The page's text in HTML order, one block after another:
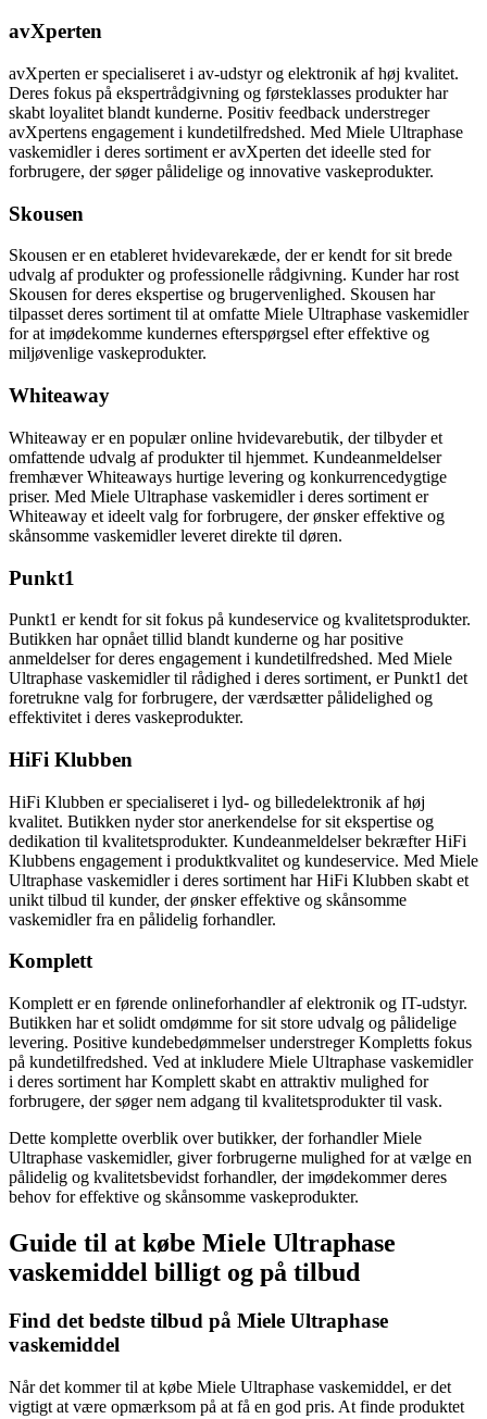
avXperten
avXperten er specialiseret i av-udstyr og elektronik af høj kvalitet.
Deres fokus på ekspertrådgivning og førsteklasses produkter har
skabt loyalitet blandt kunderne. Positiv feedback understreger
avXpertens engagement i kundetilfredshed. Med Miele Ultraphase
vaskemidler i deres sortiment er avXperten det ideelle sted for
forbrugere, der søger pålidelige og innovative vaskeprodukter.
Skousen
Skousen er en etableret hvidevarekæde, der er kendt for sit brede
udvalg af produkter og professionelle rådgivning. Kunder har rost
Skousen for deres ekspertise og brugervenlighed. Skousen har
tilpasset deres sortiment til at omfatte Miele Ultraphase vaskemidler
for at imødekomme kundernes efterspørgsel efter effektive og
miljøvenlige vaskeprodukter.
Whiteaway
Whiteaway er en populær online hvidevarebutik, der tilbyder et
omfattende udvalg af produkter til hjemmet. Kundeanmeldelser
fremhæver Whiteaways hurtige levering og konkurrencedygtige
priser. Med Miele Ultraphase vaskemidler i deres sortiment er
Whiteaway et ideelt valg for forbrugere, der ønsker effektive og
skånsomme vaskemidler leveret direkte til døren.
Punkt1
Punkt1 er kendt for sit fokus på kundeservice og kvalitetsprodukter.
Butikken har opnået tillid blandt kunderne og har positive
anmeldelser for deres engagement i kundetilfredshed. Med Miele
Ultraphase vaskemidler til rådighed i deres sortiment, er Punkt1 det
foretrukne valg for forbrugere, der værdsætter pålidelighed og
effektivitet i deres vaskeprodukter.
HiFi Klubben
HiFi Klubben er specialiseret i lyd- og billedelektronik af høj
kvalitet. Butikken nyder stor anerkendelse for sit ekspertise og
dedikation til kvalitetsprodukter. Kundeanmeldelser bekræfter HiFi
Klubbens engagement i produktkvalitet og kundeservice. Med Miele
Ultraphase vaskemidler i deres sortiment har HiFi Klubben skabt et
unikt tilbud til kunder, der ønsker effektive og skånsomme
vaskemidler fra en pålidelig forhandler.
Komplett
Komplett er en førende onlineforhandler af elektronik og IT-udstyr.
Butikken har et solidt omdømme for sit store udvalg og pålidelige
levering. Positive kundebedømmelser understreger Kompletts fokus
på kundetilfredshed. Ved at inkludere Miele Ultraphase vaskemidler
i deres sortiment har Komplett skabt en attraktiv mulighed for
forbrugere, der søger nem adgang til kvalitetsprodukter til vask.
Dette komplette overblik over butikker, der forhandler Miele
Ultraphase vaskemidler, giver forbrugerne mulighed for at vælge en
pålidelig og kvalitetsbevidst forhandler, der imødekommer deres
behov for effektive og skånsomme vaskeprodukter.
Guide til at købe Miele Ultraphase
vaskemiddel billigt og på tilbud
Find det bedste tilbud på Miele Ultraphase
vaskemiddel
Når det kommer til at købe Miele Ultraphase vaskemiddel, er det
vigtigt at være opmærksom på at få en god pris. At finde produktet